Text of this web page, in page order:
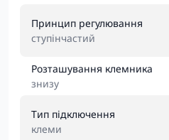
Принцип регулювання
ступінчастий
Розташування клемника
знизу
Тип підключення
клеми